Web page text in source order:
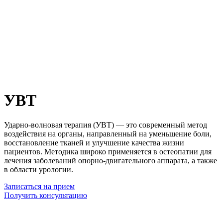
УВТ
Ударно-волновая терапия (УВТ) — это современный метод
воздействия на органы, направленный на уменьшение боли,
восстановление тканей и улучшение качества жизни
пациентов. Методика широко применяется в остеопатии для
лечения заболеваний опорно-двигательного аппарата, а также
в области урологии.
Записаться на прием
Получить консультацию